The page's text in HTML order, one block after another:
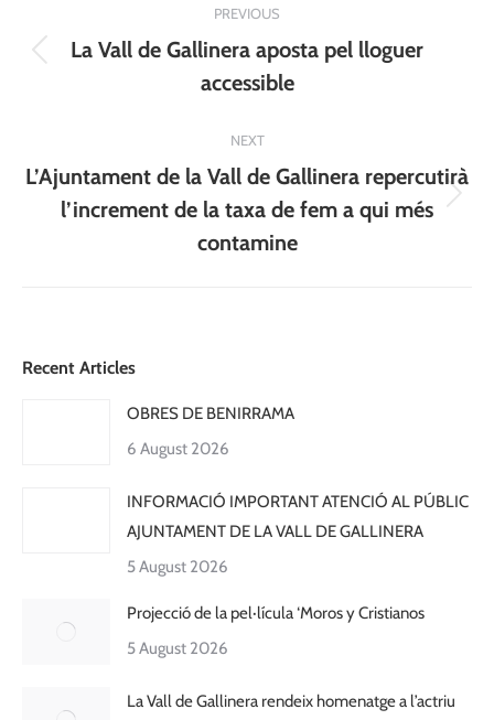
navigation
PREVIOUS
Previous
post:
La Vall de Gallinera aposta pel lloguer
accessible
NEXT
Next
post:
L’Ajuntament de la Vall de Gallinera repercutirà
l’increment de la taxa de fem a qui més
contamine
Recent Articles
OBRES DE BENIRRAMA
6 August 2026
INFORMACIÓ IMPORTANT ATENCIÓ AL PÚBLIC
AJUNTAMENT DE LA VALL DE GALLINERA
5 August 2026
Projecció de la pel·lícula ‘Moros y Cristianos
5 August 2026
La Vall de Gallinera rendeix homenatge a l’actriu